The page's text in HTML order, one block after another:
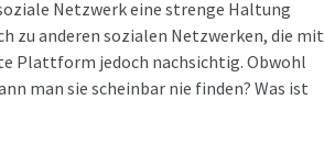
Netzwerk eine strenge Haltung
zu anderen sozialen Netzwerken, die mit
Plattform jedoch nachsichtig. Obwohl
man sie scheinbar nie finden? Was ist